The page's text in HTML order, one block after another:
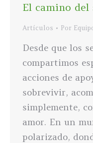
El camino
Artículos Por
Desde que los
compartimos
acciones de
sobrevivir,
simplemente,
amor. En un
polarizado,